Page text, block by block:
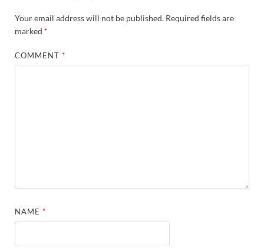
Your email address will not be published. Required fields are
marked *
COMMENT*
NAME*